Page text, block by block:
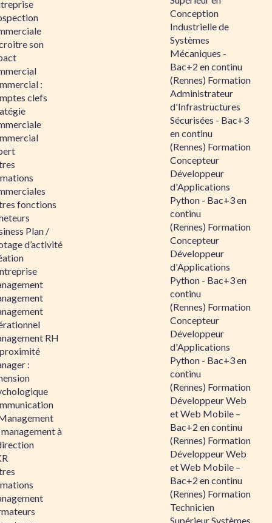
son
:
clefs
fonctions
Plan /
d’activité
RH
:
à
Conception
Industrielle de
Systèmes
Mécaniques -
Bac+2 en continu
(Rennes) Formation
Administrateur
d'Infrastructures
Sécurisées - Bac+3
en continu
(Rennes) Formation
Concepteur
Développeur
d'Applications
Python - Bac+3 en
continu
(Rennes) Formation
Concepteur
Développeur
d'Applications
Python - Bac+3 en
continu
(Rennes) Formation
Concepteur
Développeur
d'Applications
Python - Bac+3 en
continu
(Rennes) Formation
Développeur Web
et Web Mobile –
Bac+2 en continu
(Rennes) Formation
Développeur Web
et Web Mobile –
Bac+2 en continu
(Rennes) Formation
Technicien
Supérieur Systèmes